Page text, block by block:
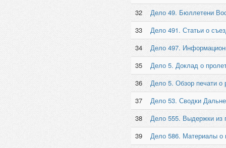
32
Дело 49. Бюллетени
33
Дело 491. Статьи о
34
Дело 497.
35
Дело 5. Доклад о
36
Дело 5. Обзор печати
37
Дело 53. Сводки
38
Дело 555. Выдержки из
39
Дело 586. Материалы о